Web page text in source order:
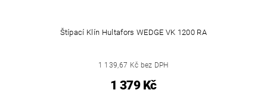
Štípací Klín Hultafors WEDGE VK 1200 RA
1 139,67 Kč bez DPH
1 379 Kč